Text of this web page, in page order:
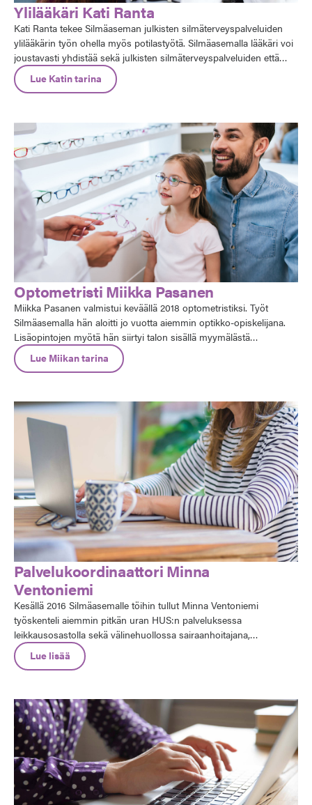
Ylilääkäri Kati Ranta
Kati Ranta tekee Silmäaseman julkisten silmäterveyspalveluiden
ylilääkärin työn ohella myös potilastyötä. Silmäasemalla lääkäri voi
joustavasti yhdistää sekä julkisten silmäterveyspalveluiden että
yksityisen sektorin työtehtäviä: "Pidän itsekin siitä, että voin toimia
yksityisellä puolella ja pystyn samalla ylläpitämään sairaalapuolen
Lue Katin tarina
Optometristi Miikka Pasanen
Miikka Pasanen valmistui keväällä 2018 optometristiksi. Työt
Silmäasemalla hän aloitti jo vuotta aiemmin optikko-opiskelijana.
Lisäopintojen myötä hän siirtyi talon sisällä myymälästä
silmäsairaalan puolelle töihin.
Lue Miikan tarina
Palvelukoordinaattori Minna
Ventoniemi
Kesällä 2016 Silmäasemalle töihin tullut Minna Ventoniemi
työskenteli aiemmin pitkän uran HUS:n palveluksessa
leikkausosastolla sekä välinehuollossa sairaanhoitajana,
esimiehenä ja apulaisosastonhoitajana.
Lue lisää